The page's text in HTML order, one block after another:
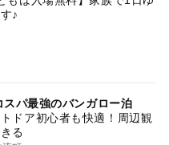
♪
パ最強のバンガロー泊
ドア初心者も快適！周辺観
る